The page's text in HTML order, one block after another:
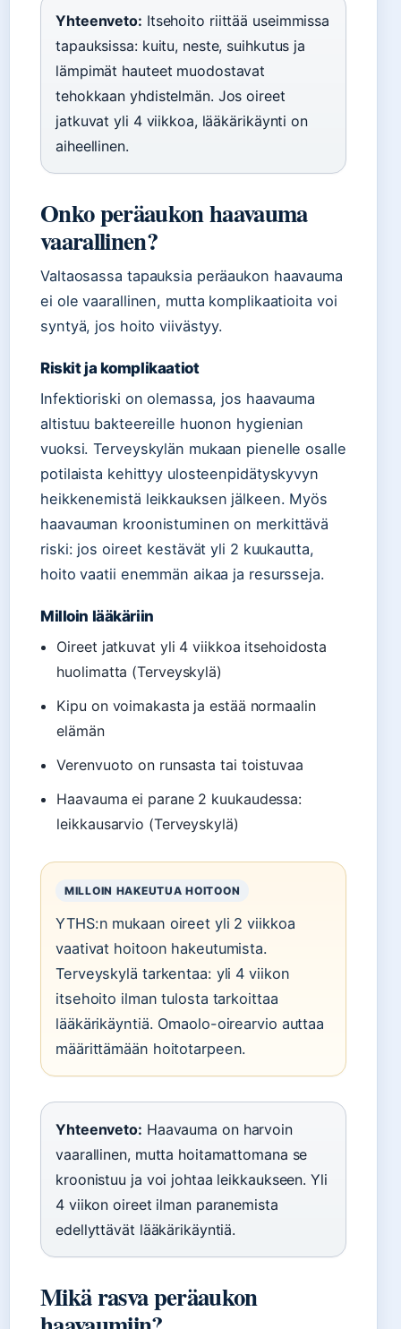
Yhteenveto: Itsehoito riittää useimmissa
tapauksissa: kuitu, neste, suihkutus ja
lämpimät hauteet muodostavat
tehokkaan yhdistelmän. Jos oireet
jatkuvat yli 4 viikkoa, lääkärikäynti on
aiheellinen.
Onko peräaukon haavauma
vaarallinen?
Valtaosassa tapauksia peräaukon haavauma
ei ole vaarallinen, mutta komplikaatioita voi
syntyä, jos hoito viivästyy.
Riskit ja komplikaatiot
Infektioriski on olemassa, jos haavauma
altistuu bakteereille huonon hygienian
vuoksi. Terveyskylän mukaan pienelle osalle
potilaista kehittyy ulosteenpidätyskyvyn
heikkenemistä leikkauksen jälkeen. Myös
haavauman kroonistuminen on merkittävä
riski: jos oireet kestävät yli 2 kuukautta,
hoito vaatii enemmän aikaa ja resursseja.
Milloin lääkäriin
Oireet jatkuvat yli 4 viikkoa itsehoidosta
huolimatta (Terveyskylä)
Kipu on voimakasta ja estää normaalin
elämän
Verenvuoto on runsasta tai toistuvaa
Haavauma ei parane 2 kuukaudessa:
leikkausarvio (Terveyskylä)
MILLOIN HAKEUTUA HOITOON
YTHS:n mukaan oireet yli 2 viikkoa
vaativat hoitoon hakeutumista.
Terveyskylä tarkentaa: yli 4 viikon
itsehoito ilman tulosta tarkoittaa
lääkärikäyntiä. Omaolo-oirearvio auttaa
määrittämään hoitotarpeen.
Yhteenveto: Haavauma on harvoin
vaarallinen, mutta hoitamattomana se
kroonistuu ja voi johtaa leikkaukseen. Yli
4 viikon oireet ilman paranemista
edellyttävät lääkärikäyntiä.
Mikä rasva peräaukon